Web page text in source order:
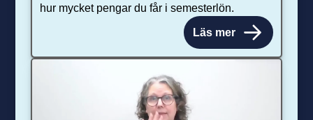
hur mycket pengar du får i semesterlön.
Läs mer